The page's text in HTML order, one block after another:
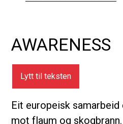
AWARENESS
Lytt til teksten
Eit europeisk
mot flaum og skogbrann.